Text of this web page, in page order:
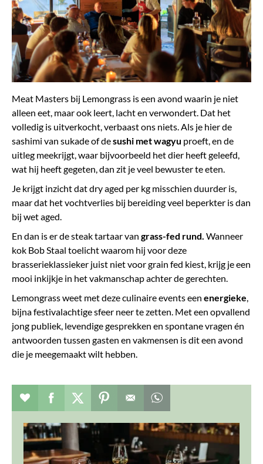
Meat Masters bij Lemongrass is een avond waarin je niet
alleen eet, maar ook leert, lacht en verwondert. Dat het
volledig is uitverkocht, verbaast ons niets. Als je hier de
sashimi van sukade of desushi met wagyu proeft, en de
uitleg meekrijgt, waar bijvoorbeeld het dier heeft geleefd,
wat hij heeft gegeten, dan zit je veel bewuster te eten.
Je krijgt inzicht dat dry aged per kg misschien duurder is,
maar dat het vochtverlies bij bereiding veel beperkter is dan
bij wet aged.
En dan is er de steak tartaar van grass-fed rund. Wanneer
kok Bob Staal toelicht waarom hij voor deze
brasserieklassieker juist niet voor grain fed kiest, krijg je een
mooi inkijkje in het vakmanschap achter de gerechten.
Lemongrass weet met deze culinaire events een energieke,
bijna festivalachtige sfeer neer te zetten. Met een opvallend
jong publiek, levendige gesprekken en spontane vragen én
antwoorden tussen gasten en vakmensen is dit een avond
die je meegemaakt wilt hebben.
Verhaal toevoegen aan favorieten
Deel dit op facebook
Deel dit op twitter
Deel dit op pinterest